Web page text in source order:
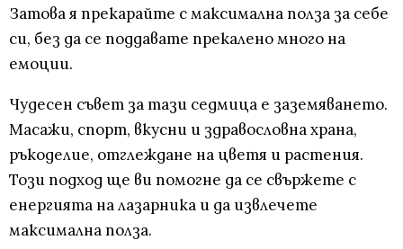
Затова я прекарайте с максимална полза за себе
си, без да се поддавате прекалено много на
емоции.
Чудесен съвет за тази седмица е заземяването.
Масажи, спорт, вкусни и здравословна храна,
ръкоделие, отглеждане на цветя и растения.
Този подход ще ви помогне да се свържете с
енергията на лазарника и да извлечете
максимална полза.